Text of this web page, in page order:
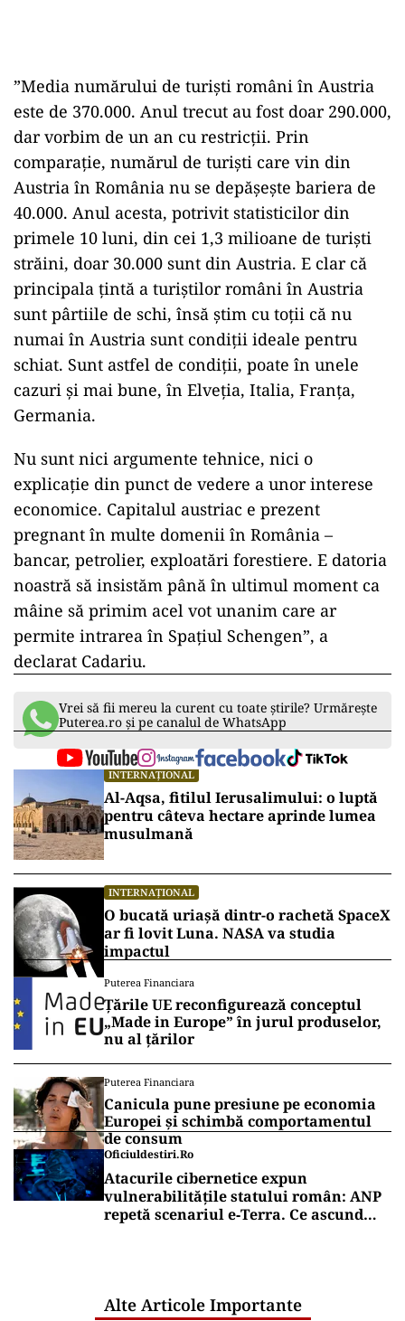
”Media numărului de turiști români în Austria
este de 370.000. Anul trecut au fost doar 290.000,
dar vorbim de un an cu restricții. Prin
comparație, numărul de turiști care vin din
Austria în România nu se depășește bariera de
40.000. Anul acesta, potrivit statisticilor din
primele 10 luni, din cei 1,3 milioane de turiști
străini, doar 30.000 sunt din Austria. E clar că
principala țintă a turiștilor români în Austria
sunt pârtiile de schi, însă știm cu toții că nu
numai în Austria sunt condiții ideale pentru
schiat. Sunt astfel de condiții, poate în unele
cazuri și mai bune, în Elveția, Italia, Franța,
Germania.
Nu sunt nici argumente tehnice, nici o
explicație din punct de vedere a unor interese
economice. Capitalul austriac e prezent
pregnant în multe domenii în România –
bancar, petrolier, exploatări forestiere. E datoria
noastră să insistăm până în ultimul moment ca
mâine să primim acel vot unanim care ar
permite intrarea în Spațiul Schengen”, a
declarat Cadariu.
Vrei să fii mereu la curent cu toate știrile? Urmărește
Puterea.ro și pe canalul de WhatsApp
INTERNAȚIONAL
Al-Aqsa, fitilul Ierusalimului: o luptă
pentru câteva hectare aprinde lumea
musulmană
INTERNAȚIONAL
O bucată uriașă dintr-o rachetă SpaceX
ar fi lovit Luna. NASA va studia
impactul
Puterea Financiara
Țările UE reconfigurează conceptul
„Made in Europe” în jurul produselor,
nu al țărilor
Puterea Financiara
Canicula pune presiune pe economia
Europei și schimbă comportamentul
de consum
Oficiuldestiri.ro
Atacurile cibernetice expun
vulnerabilitățile statului român: ANP
repetă scenariul e‑Terra. Ce ascund
Alte Articole Importante